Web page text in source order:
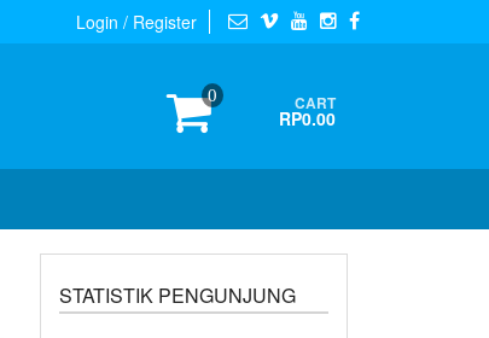
Login / Register
0 CART
RP0.00
STATISTIK PENGUNJUNG